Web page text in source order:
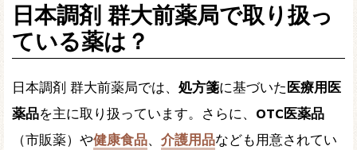
日本調剤 群大前薬局で取り扱っ
ている薬は？
日本調剤 群大前薬局では、 処方箋に基づいた 医療用医
薬品を主に取り扱っています。さらに、 OTC医薬品
（市販薬）や健康食品、 介護用品なども用意されてい